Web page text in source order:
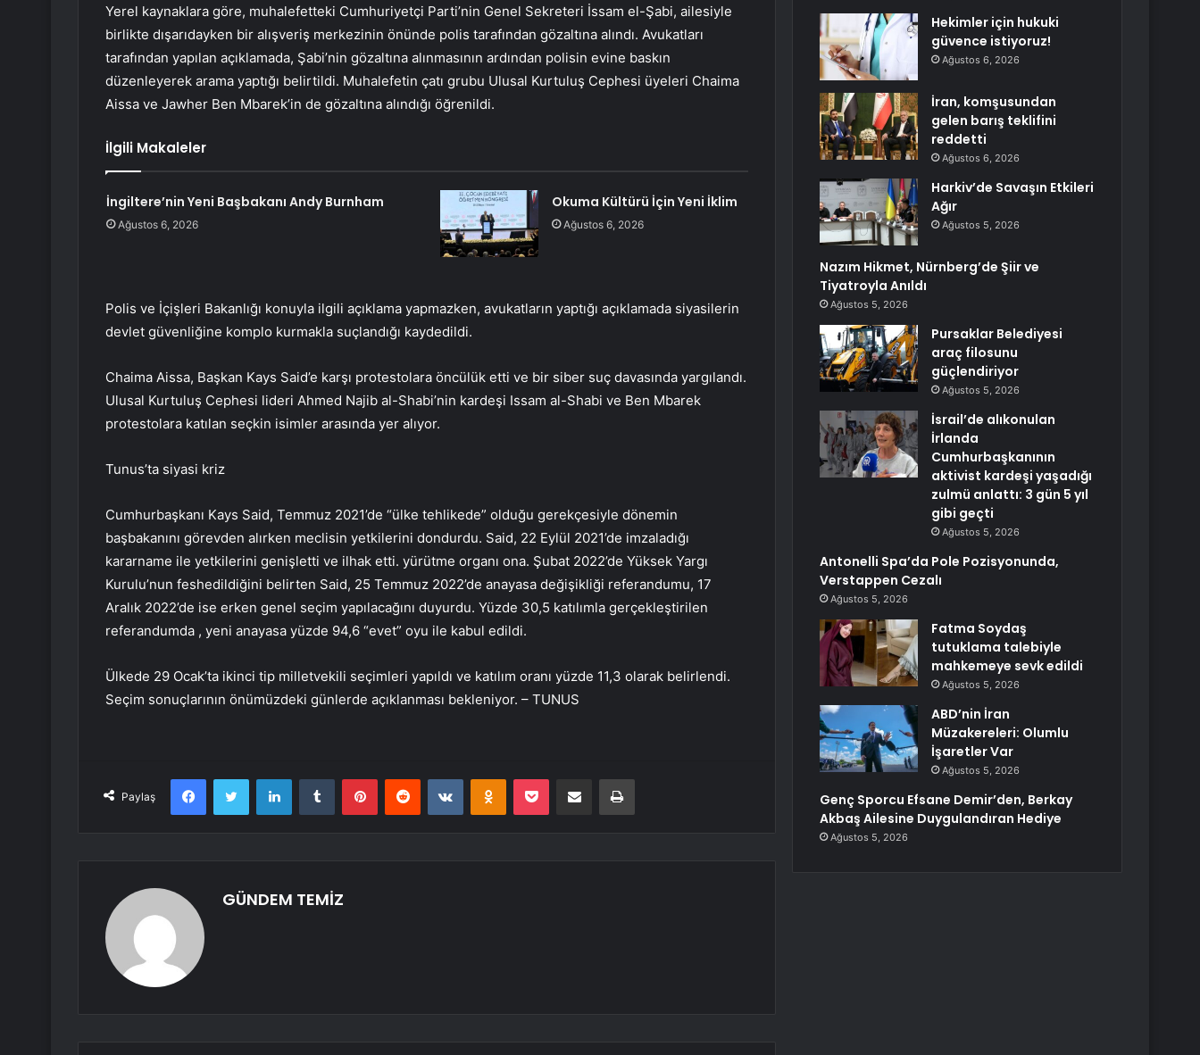
Yerel kaynaklara göre, muhalefetteki Cumhuriyetçi Parti’nin Genel Sekreteri İssam el-Şabi, ailesiyle
birlikte dışarıdayken bir alışveriş merkezinin önünde polis tarafından gözaltına alındı. Avukatları
tarafından yapılan açıklamada, Şabi’nin gözaltına alınmasının ardından polisin evine baskın
düzenleyerek arama yaptığı belirtildi. Muhalefetin çatı grubu Ulusal Kurtuluş Cephesi üyeleri Chaima
Aissa ve Jawher Ben Mbarek’in de gözaltına alındığı öğrenildi.
İlgili Makaleler
İngiltere’nin Yeni Başbakanı Andy Burnham
Ağustos 6, 2026
Okuma Kültürü İçin Yeni İklim
Ağustos 6, 2026
Polis ve İçişleri Bakanlığı konuyla ilgili açıklama yapmazken, avukatların yaptığı açıklamada siyasilerin
devlet güvenliğine komplo kurmakla suçlandığı kaydedildi.
Chaima Aissa, Başkan Kays Said’e karşı protestolara öncülük etti ve bir siber suç davasında yargılandı.
Ulusal Kurtuluş Cephesi lideri Ahmed Najib al-Shabi’nin kardeşi Issam al-Shabi ve Ben Mbarek
protestolara katılan seçkin isimler arasında yer alıyor.
Tunus’ta siyasi kriz
Cumhurbaşkanı Kays Said, Temmuz 2021’de “ülke tehlikede” olduğu gerekçesiyle dönemin
başbakanını görevden alırken meclisin yetkilerini dondurdu. Said, 22 Eylül 2021’de imzaladığı
kararname ile yetkilerini genişletti ve ilhak etti. yürütme organı ona. Şubat 2022’de Yüksek Yargı
Kurulu’nun feshedildiğini belirten Said, 25 Temmuz 2022’de anayasa değişikliği referandumu, 17
Aralık 2022’de ise erken genel seçim yapılacağını duyurdu. Yüzde 30,5 katılımla gerçekleştirilen
referandumda , yeni anayasa yüzde 94,6 “evet” oyu ile kabul edildi.
Ülkede 29 Ocak’ta ikinci tip milletvekili seçimleri yapıldı ve katılım oranı yüzde 11,3 olarak belirlendi.
Seçim sonuçlarının önümüzdeki günlerde açıklanması bekleniyor. – TUNUS
Paylaş
FacebookTwitter LinkedInTumblr PinterestReddit VKontakteOdnoklassniki
Pocket E-Posta ile paylaş Yazdır
GÜNDEM TEMİZ
Hekimler için hukuki
güvence istiyoruz!
Ağustos 6, 2026
İran, komşusundan
gelen barış teklifini
reddetti
Ağustos 6, 2026
Harkiv’de Savaşın Etkileri
Ağır
Ağustos 5, 2026
Nazım Hikmet, Nürnberg’de Şiir ve
Tiyatroyla Anıldı
Ağustos 5, 2026
Pursaklar Belediyesi
araç filosunu
güçlendiriyor
Ağustos 5, 2026
İsrail’de alıkonulan
İrlanda
Cumhurbaşkanının
aktivist kardeşi yaşadığı
zulmü anlattı: 3 gün 5 yıl
gibi geçti
Ağustos 5, 2026
Antonelli Spa’da Pole Pozisyonunda,
Verstappen Cezalı
Ağustos 5, 2026
Fatma Soydaş
tutuklama talebiyle
mahkemeye sevk edildi
Ağustos 5, 2026
ABD’nin İran
Müzakereleri: Olumlu
İşaretler Var
Ağustos 5, 2026
Genç Sporcu Efsane Demir’den, Berkay
Akbaş Ailesine Duygulandıran Hediye
Ağustos 5, 2026